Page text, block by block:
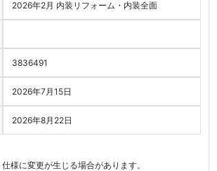
2026年2月 内装リフォーム・内装全面
3836491
2026年7月15日
2026年8月22日
様に変更が生じる場合があります。